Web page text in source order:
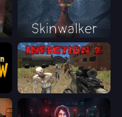
Skinwalker
Infection Z